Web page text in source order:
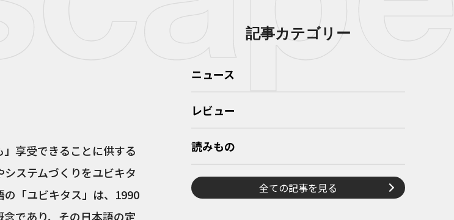
享受できることに供する
ステムづくりをユビキタ
「ユビキタス」は、1990
であり、その日本語の定
記事カテゴリー
ニュース
レビュー
読みもの
全ての記事を見る